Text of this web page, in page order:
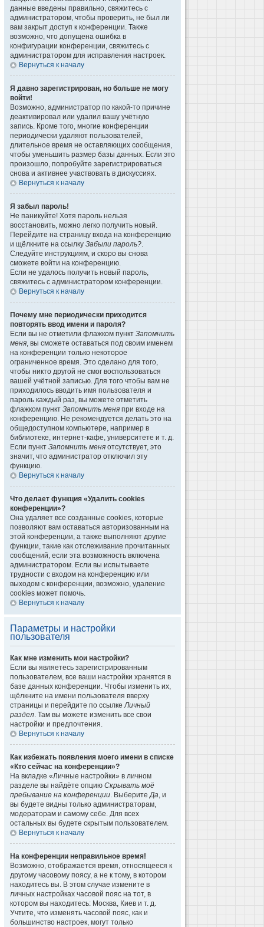
данные введены правильно, свяжитесь с
администратором, чтобы проверить, не был ли
вам закрыт доступ к конференции. Также
возможно, что допущена ошибка в
конфигурации конференции, свяжитесь с
администратором для исправления настроек.
Вернуться к началу
Я давно зарегистрирован, но больше не могу
войти!
Возможно, администратор по какой-то причине
деактивировал или удалил вашу учётную
запись. Кроме того, многие конференции
периодически удаляют пользователей,
длительное время не оставляющих сообщения,
чтобы уменьшить размер базы данных. Если это
произошло, попробуйте зарегистрироваться
снова и активнее участвовать в дискуссиях.
Вернуться к началу
Я забыл пароль!
Не паникуйте! Хотя пароль нельзя
восстановить, можно легко получить новый.
Перейдите на страницу входа на конференцию
и щёлкните на ссылку Забыли пароль?.
Следуйте инструкциям, и скоро вы снова
сможете войти на конференцию.
Если не удалось получить новый пароль,
свяжитесь с администратором конференции.
Вернуться к началу
Почему мне периодически приходится
повторять ввод имени и пароля?
Если вы не отметили флажком пункт Запомнить
меня, вы сможете оставаться под своим именем
на конференции только некоторое
ограниченное время. Это сделано для того,
чтобы никто другой не смог воспользоваться
вашей учётной записью. Для того чтобы вам не
приходилось вводить имя пользователя и
пароль каждый раз, вы можете отметить
флажком пункт Запомнить меня при входе на
конференцию. Не рекомендуется делать это на
общедоступном компьютере, например в
библиотеке, интернет-кафе, университете и т. д.
Если пункт Запомнить меня отсутствует, это
значит, что администратор отключил эту
функцию.
Вернуться к началу
Что делает функция «Удалить cookies
конференции»?
Она удаляет все созданные cookies, которые
позволяют вам оставаться авторизованным на
этой конференции, а также выполняют другие
функции, такие как отслеживание прочитанных
сообщений, если эта возможность включена
администратором. Если вы испытываете
трудности с входом на конференцию или
выходом с конференции, возможно, удаление
cookies может помочь.
Вернуться к началу
Параметры и настройки
пользователя
Как мне изменить мои настройки?
Если вы являетесь зарегистрированным
пользователем, все ваши настройки хранятся в
базе данных конференции. Чтобы изменить их,
щёлкните на имени пользователя вверху
страницы и перейдите по ссылкеЛичный
раздел. Там вы можете изменить все свои
настройки и предпочтения.
Вернуться к началу
Как избежать появления моего имени в списке
«Кто сейчас на конференции»?
На вкладке «Личные настройки» в личном
разделе вы найдёте опцию Скрывать моё
пребывание на конференции. ВыберитеДа, и
вы будете видны только администраторам,
модераторам и самому себе. Для всех
остальных вы будете скрытым пользователем.
Вернуться к началу
На конференции неправильное время!
Возможно, отображается время, относящееся к
другому часовому поясу, а не к тому, в котором
находитесь вы. В этом случае измените в
личных настройках часовой пояс на тот, в
котором вы находитесь: Москва, Киев и т. д.
Учтите, что изменять часовой пояс, как и
большинство настроек, могут только